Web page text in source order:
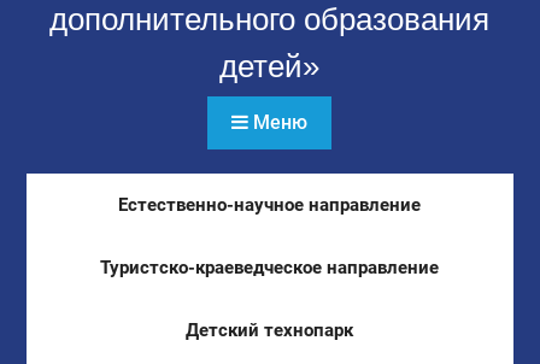
дополнительного образования
детей»
Меню
Естественно-научное направление
Туристско-краеведческое направление
Детский технопарк